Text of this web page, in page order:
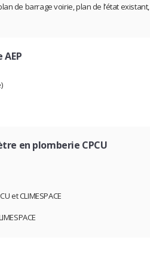
de barrage voirie, plan de l’état existant,
en plomberie CPCU
et CLIMESPACE